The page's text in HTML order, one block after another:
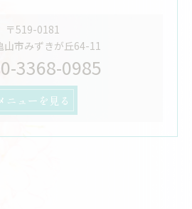
〒519-0181
山市みずきが丘64-11
3368-0985
ニューを見る